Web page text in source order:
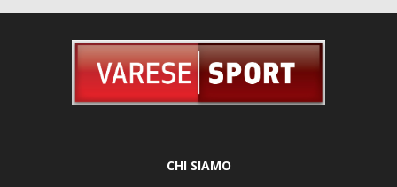
CHI SIAMO